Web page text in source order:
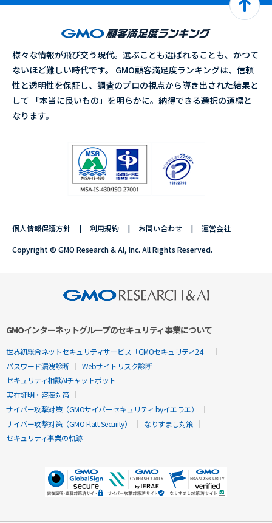
様々な情報が飛び交う現代。選ぶことも選ばれることも、かつて
ないほど難しい時代です。 GMO顧客満足度ランキングは、信頼
性と透明性を保証し、調査のプロの視点から導き出された結果と
して 「本当に良いもの」を明らかに。納得できる選択の道標と
なります。
個人情報保護方針 利用規約 お問い合わせ 運営会社
Copyright © GMO Research & AI, Inc. All Rights Reserved.
GMOインターネットグループのセキュリティ事業について
世界初総合ネットセキュリティサービス「GMOセキュリティ24」
パスワード漏洩診断
Webサイトリスク診断
セキュリティ相談AIチャットボット
実在証明・盗聴対策
サイバー攻撃対策（GMOサイバーセキュリティ byイエラエ）
サイバー攻撃対策（GMO Flatt Security）
なりすまし対策
セキュリティ事業の軌跡